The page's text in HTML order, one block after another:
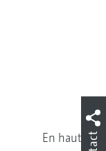
En haut